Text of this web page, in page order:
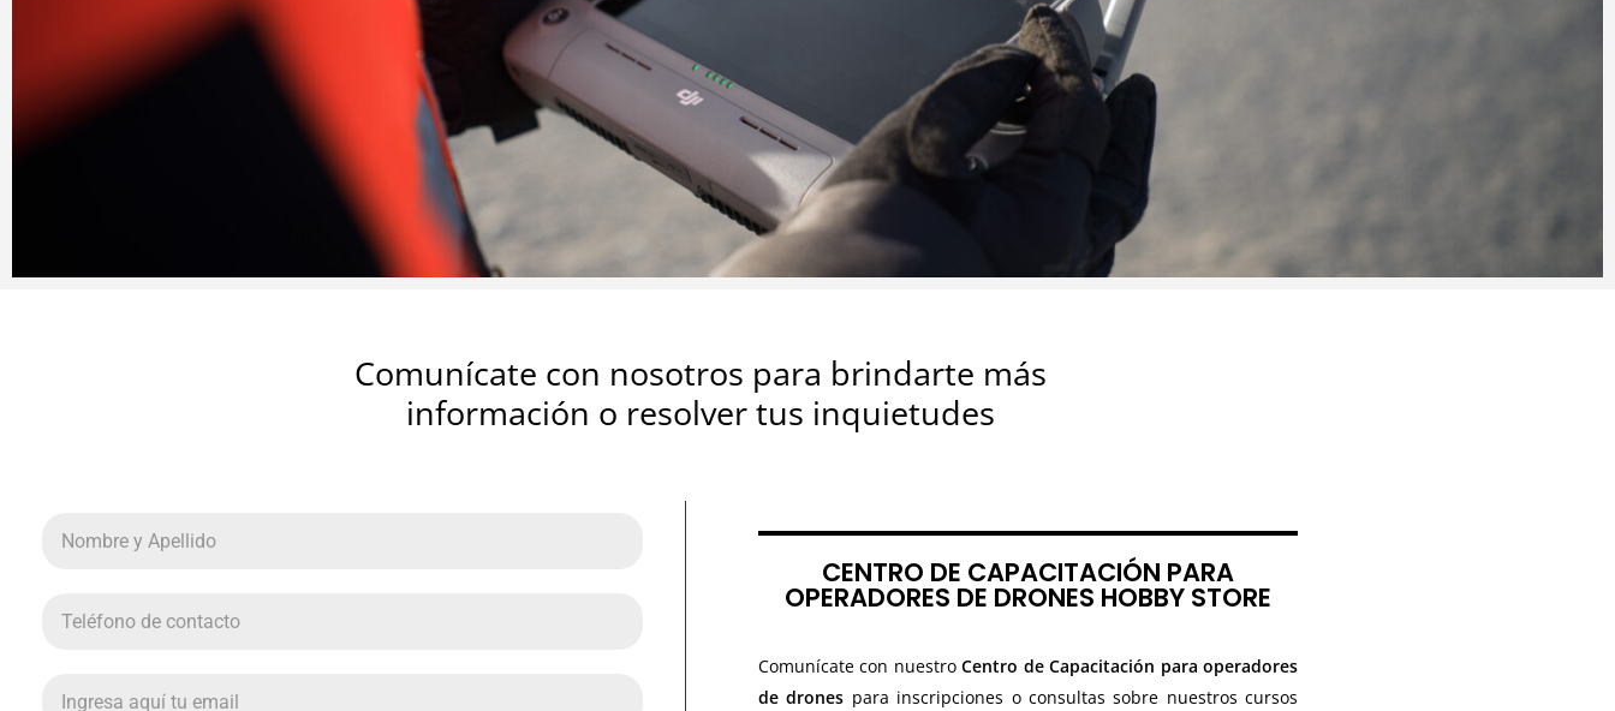
Comunícate con nosotros para brindarte más
información o resolver tus inquietudes
CENTRO DE CAPACITACIÓN PARA
OPERADORES DE DRONES HOBBY STORE
Comunícate con nuestroCentro de Capacitación para operadores
de drones para inscripciones o consultas sobre nuestros cursos